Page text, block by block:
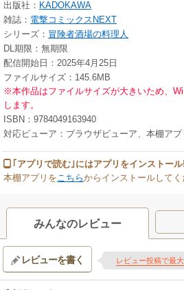
出版社： KADOKAWA
雑誌： 電撃コミックスNEXT
シリーズ： 冒険者酒場の料理人
DL期限：無期限
配信開始日：2025年4月25日
ファイルサイズ：145.6MB
※本作品はファイルサイズが大きいため、
します。
ISBN：9784049163940
対応ビューア：ブラウザビューア、本棚アプ
｢アプリで読む｣にはアプリをインストール!
本棚アプリを こちらからインストールしてく
みんなのレビュー
レビューを書く レビュー投稿で最